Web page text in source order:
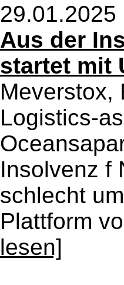
29.01.2025
Aus der
startet mit
Meverstox,
Logistics-
Insolvenz f
schlecht
Plattform
lesen]